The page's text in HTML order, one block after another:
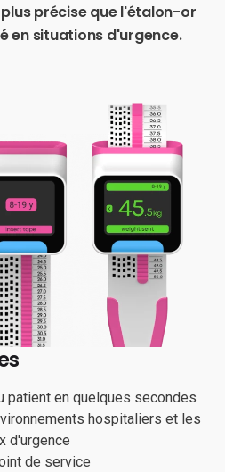
précise que l'étalon-or
en situations d'urgence.
patient en quelques secondes
hospitaliers et les
d'urgence
de service